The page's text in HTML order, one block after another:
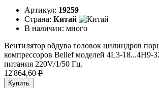
Артикул: 19259
Страна: Китай
В наличии: много
Вентилятор обдува головок цилиндров
компрессоров Belief моделей 4L3-18...4H9-
питания 220V/1/50 Гц.
12'864,60 P
Купить